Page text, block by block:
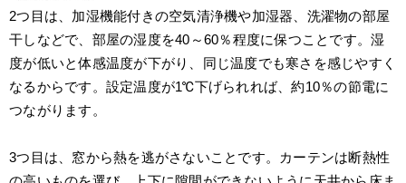
2つ目は、加湿機能付きの空気清浄機や加湿器、洗濯物の部屋
干しなどで、部屋の湿度を40～60％程度に保つことです。湿
度が低いと体感温度が下がり、同じ温度でも寒さを感じやすく
なるからです。設定温度が1℃下げられれば、約10％の節電に
つながります。
3つ目は、窓から熱を逃がさないことです。カーテンは断熱性